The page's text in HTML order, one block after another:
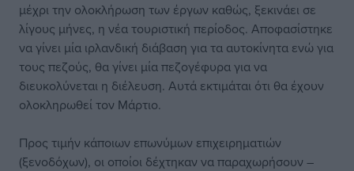
μέχρι την ολοκλήρωση των έργων καθώς, ξεκινάει σε
λίγους μήνες, η νέα τουριστική περίοδος. Αποφασίστηκε
να γίνει μία ιρλανδική διάβαση για τα αυτοκίνητα ενώ για
τους πεζούς, θα γίνει μία πεζογέφυρα για να
διευκολύνεται η διέλευση. Αυτά εκτιμάται ότι θα έχουν
ολοκληρωθεί τον Μάρτιο.
Προς τιμήν κάποιων επωνύμων επιχειρηματιών
(ξενοδόχων), οι οποίοι δέχτηκαν να παραχωρήσουν –